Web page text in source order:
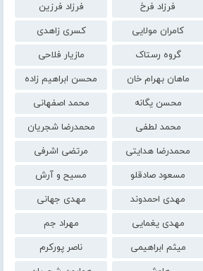
فرزاد فرخ
فرزاد فرزین
کامران مولایی
کسری زاهدی
گروه رستاک
مازیار فلاحی
ماهان بهرام خان
محسن ابراهیم زاده
محسن یگانه
محمد اصفهانی
محمد لطفی
محمدرضا شجریان
محمدرضا هدایتی
مرتضی اشرفی
مسعود صادقلو
مسیح و آرش
مهدی احمدوند
مهدی جهانی
مهدی یغمایی
مهراد جم
میثم ابراهیمی
ناصر پورکرم